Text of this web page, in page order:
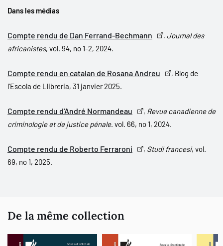
romans qui figurent dans cette étude, cela les conduit plus ou
sociologique. Littérature critique – certains diront même de
Dans les médias
Compte rendu de Dan Ferrand-Bechmann , Journal des
africanistes, vol. 94, no 1-2, 2024.
Compte rendu en catalan de Rosana Andreu
, Blog de
l'Escola de Llibreria, 31 janvier 2025.
Compte rendu d'André Normandeau , Revue canadienne de
criminologie et de justice pénale. vol. 66, no 1, 2024.
Compte rendu de Roberto Ferraroni , Studi francesi, vol.
69, no 1, 2025
De la même collection